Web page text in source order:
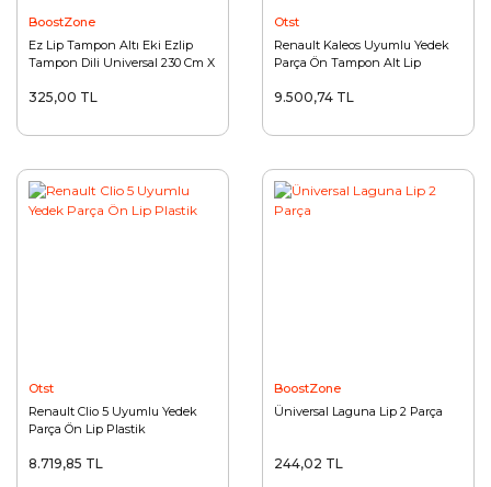
BoostZone
Ez Lip Tampon Altı Eki Ezlip
Tampon Dili Universal 230 Cm X
325,00 TL
Otst
Renault Kaleos Uyumlu Yedek
Parça Ön Tampon Alt Lip
9.500,74 TL
Otst
Renault Clio 5 Uyumlu Yedek
Parça Ön Lip Plastik
8.719,85 TL
BoostZone
Üniversal Laguna Lip 2 Parça
244,02 TL